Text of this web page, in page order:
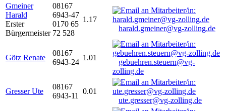
Gmeiner
Harald
Erster
Bürgermeister
08167
6943-47
0170 65
72 528
1.17
harald.gmeiner@vg-zolling.de
Götz Renate
08167
6943-24
1.01
gebuehren.steuern@vg-
zolling.de
Gresser Ute
08167
6943-11
0.01
ute.gresser@vg-zolling.de